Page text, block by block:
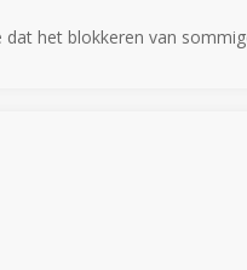
het blokkeren van